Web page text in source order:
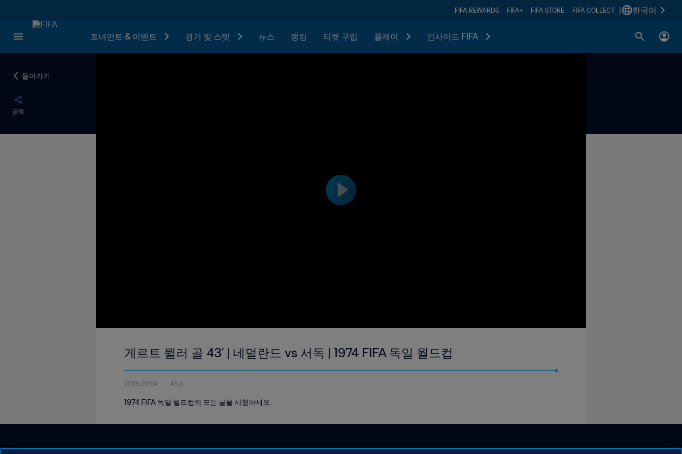
FIFA REWARDS FIFA+ FIFA STORE FIFA COLLECT 한국어
토너먼트 & 이벤트 경기 및 스텟 뉴스 랭킹 티켓 구입 플레이 인사이드 FIFA
돌아가기
공유
게르트 뮐러 골 43' | 네덜란드 vs 서독 | 1974 FIFA 독일 월드컵
2025.02.04 45초
1974 FIFA 독일 월드컵의 모든 골을 시청하세요.